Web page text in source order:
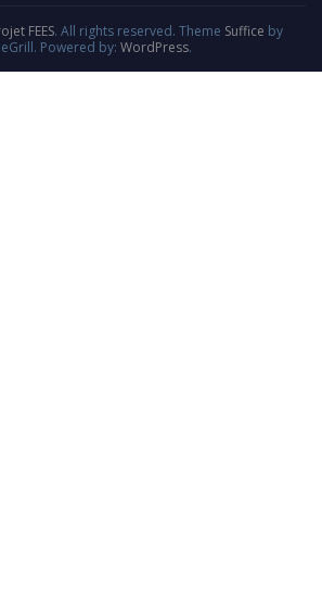
FEES. All rights reserved. Theme Suffice by
Powered by: WordPress.